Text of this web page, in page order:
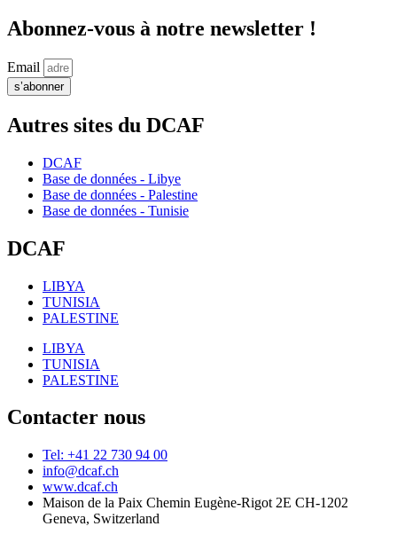
Abonnez-vous à notre newsletter !
Email
s’abonner
Autres sites du DCAF
DCAF
Base de données - Libye
Base de données - Palestine
Base de données - Tunisie
DCAF
LIBYA
TUNISIA
PALESTINE
LIBYA
TUNISIA
PALESTINE
Contacter nous
Tel: +41 22 730 94 00
info@dcaf.ch
www.dcaf.ch
Maison de la Paix Chemin Eugène-Rigot 2E CH-1202
Geneva, Switzerland